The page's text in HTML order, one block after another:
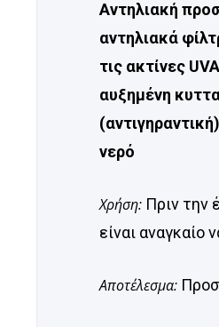
Αντηλιακή
αντηλιακά
τις ακτίνες
αυξημένη
νερό
Χρήση: Πριν την
είναι αναγκαίο
Αποτέλεσμα: